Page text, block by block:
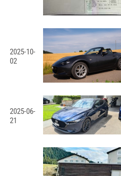
2025-10-
02
2025-06-
21